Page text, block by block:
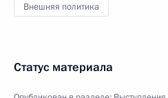
Внешняя политика
Статус материала